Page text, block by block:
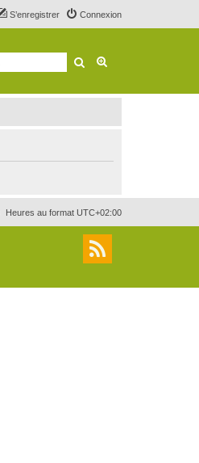
Connexion
S’enregistrer
Rechercher
Heures au format UTC+02:00